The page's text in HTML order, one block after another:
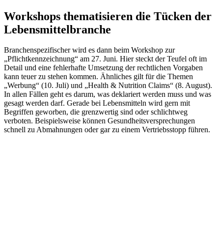
Workshops thematisieren die Tücken der
Lebensmittelbranche
Branchenspezifischer wird es dann beim Workshop zur
„Pflichtkennzeichnung“ am 27. Juni. Hier steckt der Teufel oft im
Detail und eine fehlerhafte Umsetzung der rechtlichen Vorgaben
kann teuer zu stehen kommen. Ähnliches gilt für die Themen
„Werbung“ (10. Juli) und „Health & Nutrition Claims“ (8. August).
In allen Fällen geht es darum, was deklariert werden muss und was
gesagt werden darf. Gerade bei Lebensmitteln wird gern mit
Begriffen geworben, die grenzwertig sind oder schlichtweg
verboten. Beispielsweise können Gesundheitsversprechungen
schnell zu Abmahnungen oder gar zu einem Vertriebsstopp führen.